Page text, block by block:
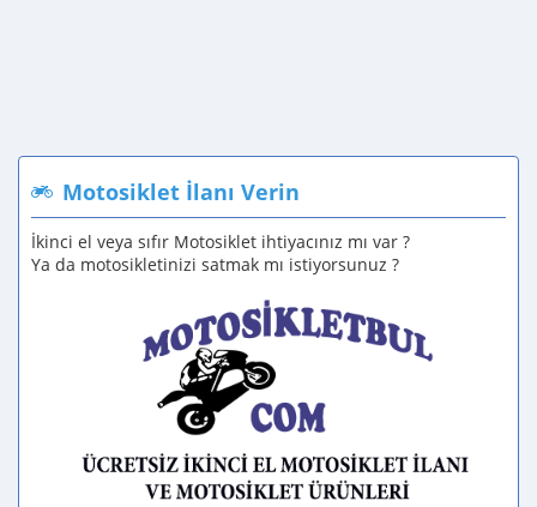
Motosiklet İlanı Verin
İkinci el veya sıfır Motosiklet ihtiyacınız mı var ?
Ya da motosikletinizi satmak mı istiyorsunuz ?